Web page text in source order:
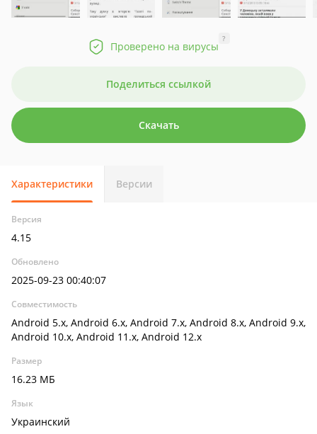
Проверено на вирусы
?
Поделиться ссылкой
Скачать
Характеристики Версии
Версия
4.15
Обновлено
2025-09-23 00:40:07
Совместимость
Android 5.x, Android 6.x, Android 7.x, Android 8.x, Android 9.x,
Android 10.x, Android 11.x, Android 12.x
Размер
16.23 МБ
Язык
Украинский